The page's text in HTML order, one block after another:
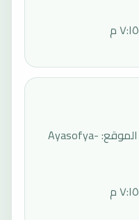
الحي: ميشينيتش، المدينة: فسلنغ، الموقع: Ayasofya-